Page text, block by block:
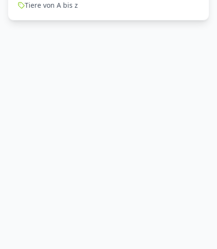
Tiere von A bis z